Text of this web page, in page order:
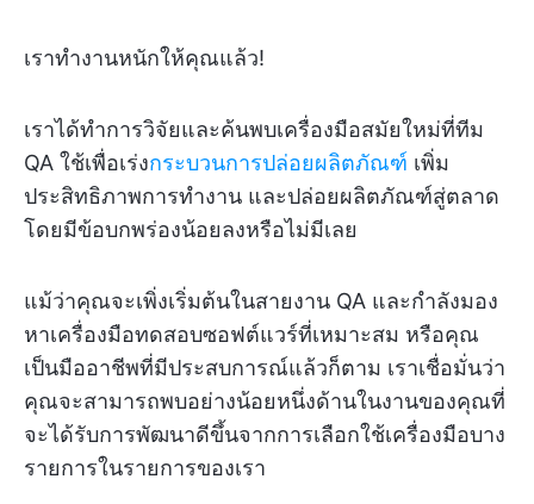
เราทำงานหนักให้คุณแล้ว!
เราได้ทำการวิจัยและค้นพบเครื่องมือสมัยใหม่ที่ทีม
QA ใช้เพื่อเร่งกระบวนการปล่อยผลิตภัณฑ์ เพิ่ม
ประสิทธิภาพการทำงาน และปล่อยผลิตภัณฑ์สู่ตลาด
โดยมีข้อบกพร่องน้อยลงหรือไม่มีเลย
แม้ว่าคุณจะเพิ่งเริ่มต้นในสายงาน QA และกำลังมอง
หาเครื่องมือทดสอบซอฟต์แวร์ที่เหมาะสม หรือคุณ
เป็นมืออาชีพที่มีประสบการณ์แล้วก็ตาม เราเชื่อมั่นว่า
คุณจะสามารถพบอย่างน้อยหนึ่งด้านในงานของคุณที่
จะได้รับการพัฒนาดีขึ้นจากการเลือกใช้เครื่องมือบาง
รายการในรายการของเรา